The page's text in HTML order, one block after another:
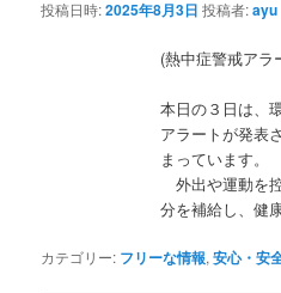
投稿日時:2025年8月3日 投稿者:ayu
(熱中症警戒アラ
本日の３日は、
アラートが発表
まっています。
外出や運動を
分を補給し、健
カテゴリー: フリーな情報,安心・安